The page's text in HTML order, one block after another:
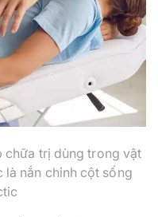
chữa trị dùng trong vật
là nắn chỉnh cột sống